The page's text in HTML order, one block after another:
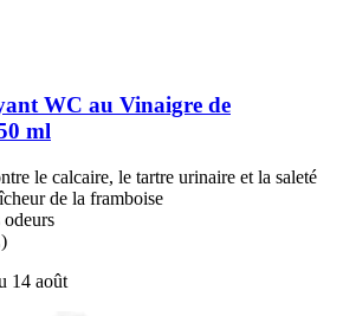
WC au Vinaigre de
ml
le calcaire, le tartre urinaire et la saleté
de la framboise
14 août